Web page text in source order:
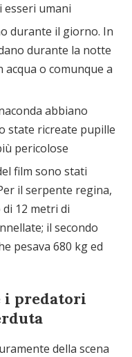
esseri umani
durante il giorno. In
durante la notte
o comunque a
abbiano
state ricreate pupille
pericolose
film sono stati
il serpente regina,
12 metri di
il secondo
pesava 680 kg ed
i predatori
della scena